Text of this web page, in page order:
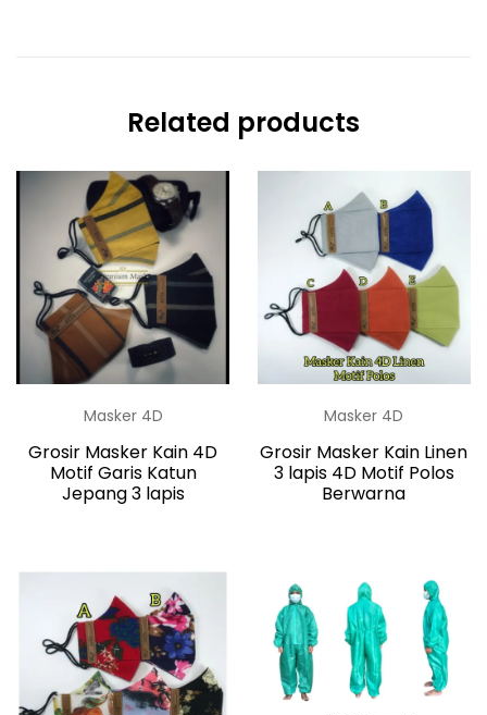
Related products
Masker 4D
Grosir Masker Kain 4D
Motif Garis Katun
Jepang 3 lapis
Masker 4D
Grosir Masker Kain Linen
3 lapis 4D Motif Polos
Berwarna